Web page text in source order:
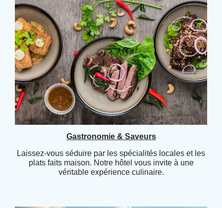
Gastronomie & Saveurs
Laissez-vous séduire par les spécialités locales et les
plats faits maison. Notre hôtel vous invite à une
véritable expérience culinaire.